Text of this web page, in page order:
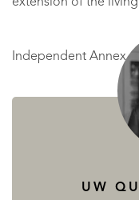
Independent Annex /
Living area with
with WC, ideal for
Outdoor Living &
UW